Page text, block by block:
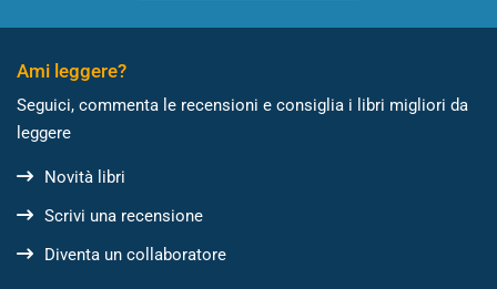
Ami leggere?
Seguici, commenta le recensioni e consiglia i libri migliori da
leggere
Novità libri
Scrivi una recensione
Diventa un collaboratore